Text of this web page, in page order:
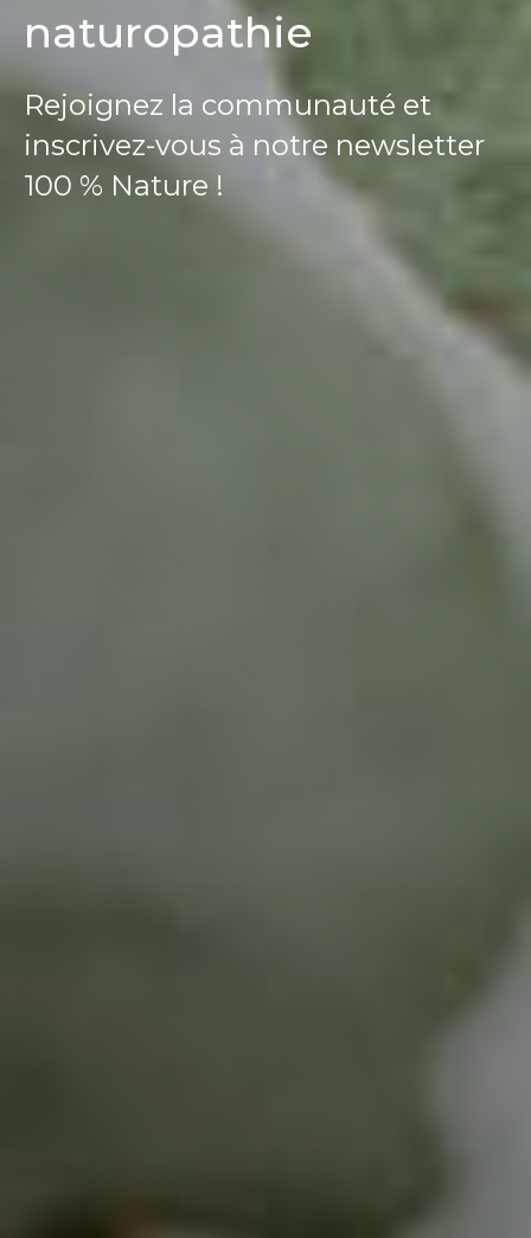
naturopathie
Rejoignez la communauté et
inscrivez-vous à notre newsletter
100 % Nature !